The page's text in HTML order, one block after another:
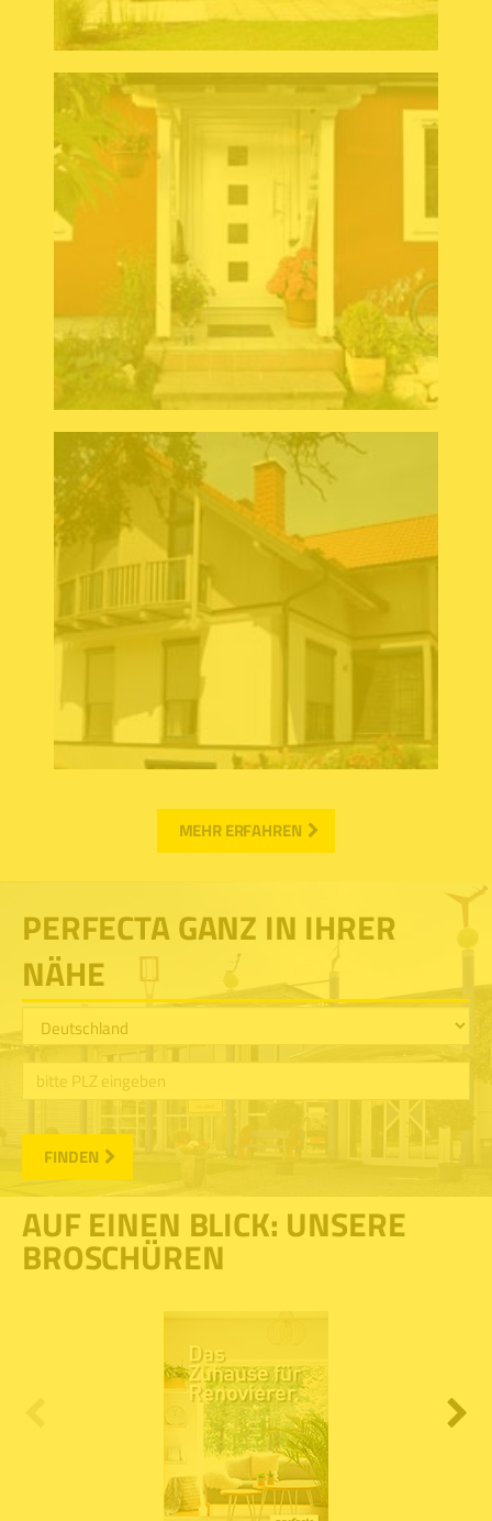
MEHR ERFAHREN
PERFECTA GANZ IN IHRER
NÄHE
FINDEN
AUF EINEN BLICK: UNSERE
BROSCHÜREN